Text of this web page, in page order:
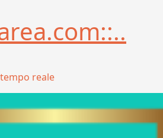
reale